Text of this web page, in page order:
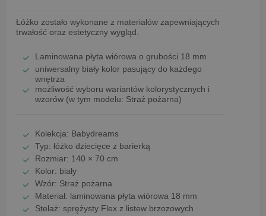
Łóżko zostało wykonane z materiałów zapewniających
trwałość oraz estetyczny wygląd.
Laminowana płyta wiórowa o grubości 18 mm
uniwersalny biały kolor pasujący do każdego
wnętrza
możliwość wyboru wariantów kolorystycznych i
wzorów (w tym modelu: Straż pożarna)
Kolekcja: Babydreams
Typ: łóżko dziecięce z barierką
Rozmiar: 140 × 70 cm
Kolor: biały
Wzór: Straż pożarna
Materiał: laminowana płyta wiórowa 18 mm
Stelaż: sprężysty Flex z listew brzozowych